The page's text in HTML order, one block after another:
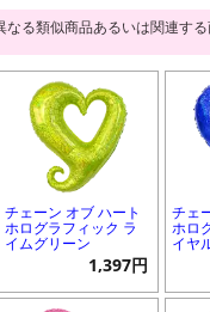
なる類似商品あるいは関連す
チェーン オブ ハート
ホログラフィック ラ
イムグリーン
1,397円
チェ
ホロ
イヤ